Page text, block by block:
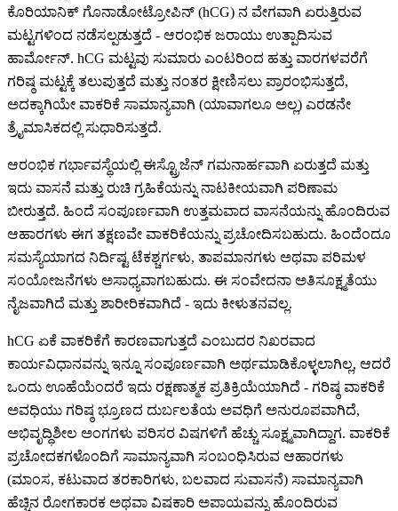
ಕೊರಿಯಾನಿಕ್ ಗೊನಾಡೋಟ್ರೋಪಿನ್ (hCG) ನ ವೇಗವಾಗಿ ಏರುತ್ತಿರುವ
ಮಟ್ಟಗಳಿಂದ ನಡೆಸಲ್ಪಡುತ್ತದೆ - ಆರಂಭಿಕ ಜರಾಯು ಉತ್ಪಾದಿಸುವ
ಹಾರ್ಮೋನ್. hCG ಮಟ್ಟವು ಸುಮಾರು ಎಂಟರಿಂದ ಹತ್ತು ವಾರಗಳವರೆಗೆ
ಗರಿಷ್ಠ ಮಟ್ಟಕ್ಕೆ ತಲುಪುತ್ತದೆ ಮತ್ತು ನಂತರ ಕ್ಷೀಣಿಸಲು ಪ್ರಾರಂಭಿಸುತ್ತದೆ,
ಅದಕ್ಕಾಗಿಯೇ ವಾಕರಿಕೆ ಸಾಮಾನ್ಯವಾಗಿ (ಯಾವಾಗಲೂ ಅಲ್ಲ) ಎರಡನೇ
ತ್ರೈಮಾಸಿಕದಲ್ಲಿ ಸುಧಾರಿಸುತ್ತದೆ.
ಆರಂಭಿಕ ಗರ್ಭಾವಸ್ಥೆಯಲ್ಲಿ ಈಸ್ಟ್ರೊಜೆನ್ ಗಮನಾರ್ಹವಾಗಿ ಏರುತ್ತದೆ ಮತ್ತು
ಇದು ವಾಸನೆ ಮತ್ತು ರುಚಿ ಗ್ರಹಿಕೆಯನ್ನು ನಾಟಕೀಯವಾಗಿ ಪರಿಣಾಮ
ಬೀರುತ್ತದೆ. ಹಿಂದೆ ಸಂಪೂರ್ಣವಾಗಿ ಉತ್ತಮವಾದ ವಾಸನೆಯನ್ನು ಹೊಂದಿರುವ
ಆಹಾರಗಳು ಈಗ ತಕ್ಷಣವೇ ವಾಕರಿಕೆಯನ್ನು ಪ್ರಚೋದಿಸಬಹುದು. ಹಿಂದೆಂದೂ
ಸಮಸ್ಯೆಯಾಗದ ನಿರ್ದಿಷ್ಟ ಟೆಕಶ್ಚರ್ಗಳು, ತಾಪಮಾನಗಳು ಅಥವಾ ಪರಿಮಳ
ಸಂಯೋಜನೆಗಳು ಅಸಾಧ್ಯವಾಗಬಹುದು. ಈ ಸಂವೇದನಾ ಅತಿಸೂಕ್ಷ್ಮತೆಯು
ನೈಜವಾಗಿದೆ ಮತ್ತು ಶಾರೀರಿಕವಾಗಿದೆ - ಇದು ಕೀಳುತನವಲ್ಲ.
hCG ಏಕೆ ವಾಕರಿಕೆಗೆ ಕಾರಣವಾಗುತ್ತದೆ ಎಂಬುದರ ನಿಖರವಾದ
ಕಾರ್ಯವಿಧಾನವನ್ನು ಇನ್ನೂ ಸಂಪೂರ್ಣವಾಗಿ ಅರ್ಥಮಾಡಿಕೊಳ್ಳಲಾಗಿಲ್ಲ, ಆದರೆ
ಒಂದು ಊಹೆಯೆಂದರೆ ಇದು ರಕ್ಷಣಾತ್ಮಕ ಪ್ರತಿಕ್ರಿಯೆಯಾಗಿದೆ - ಗರಿಷ್ಠ ವಾಕರಿಕೆ
ಅವಧಿಯು ಗರಿಷ್ಠ ಭ್ರೂಣದ ದುರ್ಬಲತೆಯ ಅವಧಿಗೆ ಅನುರೂಪವಾಗಿದೆ,
ಅಭಿವೃದ್ಧಿಶೀಲ ಅಂಗಗಳು ಪರಿಸರ ವಿಷಗಳಿಗೆ ಹೆಚ್ಚು ಸೂಕ್ಷ್ಮವಾಗಿದ್ದಾಗ. ವಾಕರಿಕೆ
ಪ್ರಚೋದಕಗಳೊಂದಿಗೆ ಸಾಮಾನ್ಯವಾಗಿ ಸಂಬಂಧಿಸಿರುವ ಆಹಾರಗಳು
(ಮಾಂಸ, ಕಟುವಾದ ತರಕಾರಿಗಳು, ಬಲವಾದ ಸುವಾಸನೆ) ಸಾಮಾನ್ಯವಾಗಿ
ಹೆಚ್ಚಿನ ರೋಗಕಾರಕ ಅಥವಾ ವಿಷಕಾರಿ ಅಪಾಯವನ್ನು ಹೊಂದಿರುವ